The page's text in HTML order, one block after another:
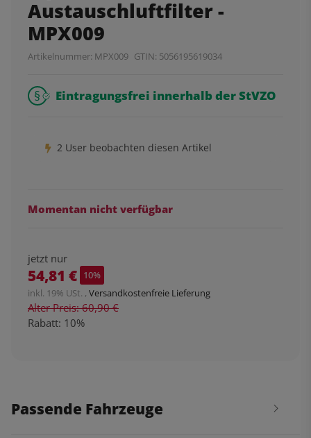
Austauschluftfilter -
MPX009
Artikelnummer: MPX009 GTIN: 5056195619034
Eintragungsfrei innerhalb der StVZO
2 User beobachten diesen Artikel
Momentan nicht verfügbar
jetzt nur
54,81 € 10%
inkl. 19% USt. , Versandkostenfreie Lieferung
Alter Preis: 60,90 €
Rabatt: 10%
Passende Fahrzeuge